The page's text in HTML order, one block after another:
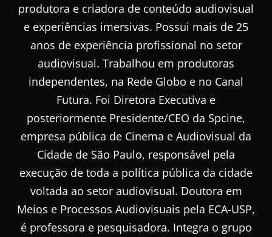
produtora e criadora de conteúdo audiovisual
e experiências imersivas. Possui mais de 25
anos de experiência profissional no setor
audiovisual. Trabalhou em produtoras
independentes, na Rede Globo e no Canal
Futura. Foi Diretora Executiva e
posteriormente Presidente/CEO da Spcine,
empresa pública de Cinema e Audiovisual da
Cidade de São Paulo, responsável pela
execução de toda a política pública da cidade
voltada ao setor audiovisual. Doutora em
Meios e Processos Audiovisuais pela ECA-USP,
é professora e pesquisadora. Integra o grupo